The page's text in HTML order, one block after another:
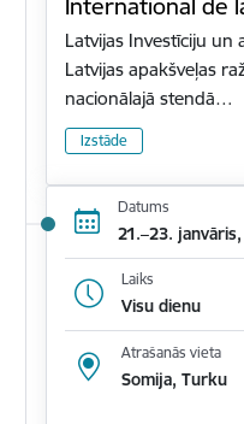
Latvijas Investīciju un
Latvijas apakšveļas
nacionālajā stendā…
Izstāde
Datums
21.–23.
Laiks
Visu dienu
Atrašanās vieta
Somija, Turku